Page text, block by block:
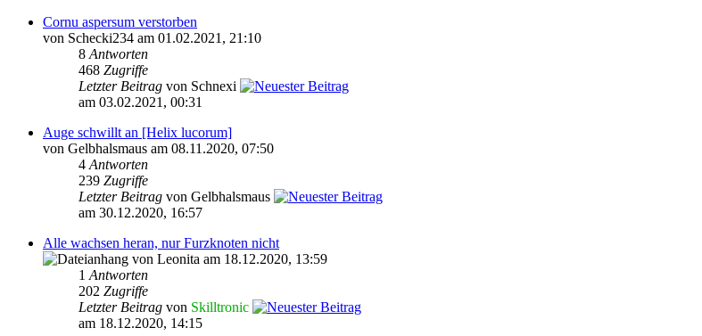
Cornu aspersum verstorben
von Schecki234 am 01.02.2021, 21:10
8 Antworten
468 Zugriffe
Letzter Beitrag von Schnexi
am 03.02.2021, 00:31
Auge schwillt an [Helix lucorum]
von Gelbhalsmaus am 08.11.2020, 07:50
4 Antworten
239 Zugriffe
Letzter Beitrag von Gelbhalsmaus
am 30.12.2020, 16:57
Alle wachsen heran, nur Furzknoten nicht
von Leonita am 18.12.2020, 13:59
1 Antworten
202 Zugriffe
Letzter Beitrag von Skilltronic
am 18.12.2020, 14:15